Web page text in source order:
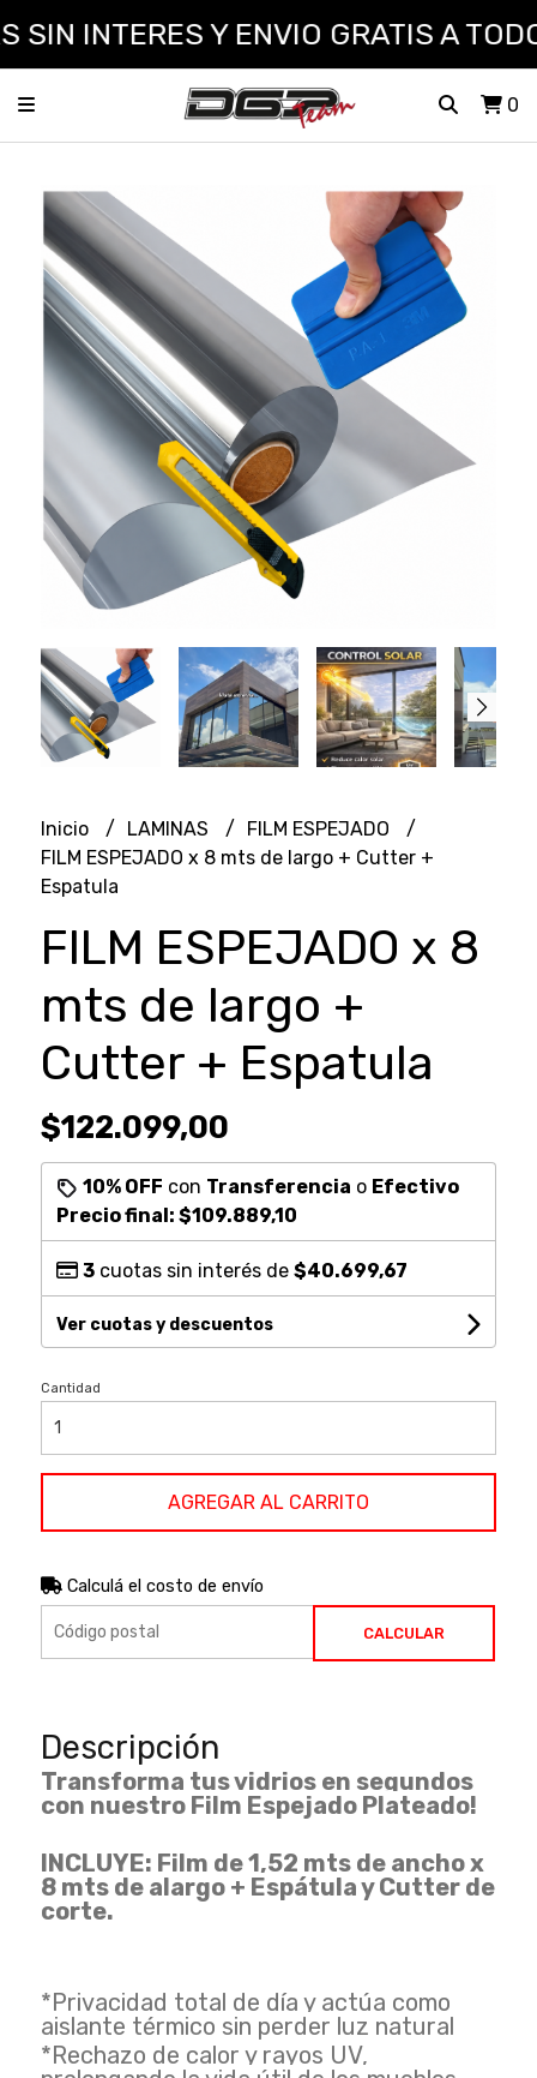
INTERES Y ENVIO GRATIS A
0
Inicio LAMINAS
FILM ESPEJADO
FILM ESPEJADO x 8 mts de largo + Cutter +
Espatula
FILM ESPEJADO x 8
mts de largo +
Cutter + Espatula
$122.099,00
10% OFF con Transferencia o Efectivo
Precio final: $109.889,10
3cuotas sin interés de $40.699,67
Ver cuotas y descuentos
Cantidad
AGREGAR AL CARRITO
Calculá el costo de envío
CALCULAR
Descripción
Transforma tus vidrios en segundos
con nuestro Film Espejado Plateado!
INCLUYE: Film de 1,52 mts de ancho x
8 mts de alargo + Espátula y Cutter de
corte.
*Privacidad total de día y actúa como
aislante térmico sin perder luz natural
*Rechazo de calor y rayos UV,